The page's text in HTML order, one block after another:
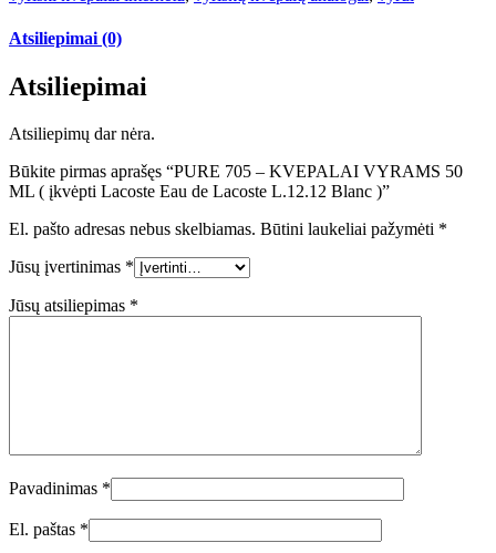
Atsiliepimai (0)
Atsiliepimai
Atsiliepimų dar nėra.
Būkite pirmas aprašęs “PURE 705 – KVEPALAI VYRAMS 50
ML ( įkvėpti Lacoste Eau de Lacoste L.12.12 Blanc )”
El. pašto adresas nebus skelbiamas. Būtini laukeliai pažymėti *
Jūsų įvertinimas *
Jūsų atsiliepimas *
Pavadinimas *
El. paštas *